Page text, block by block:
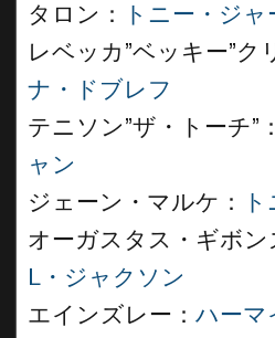
タロン：
トニー・ジャ
レベッカ”ベッキー”ク
ナ・ドブレフ
テニソン”ザ・トーチ”：
ャン
ジェーン・マルケ：
オーガスタス・ギボン
L・ジャクソン
エインズレー： ハーマ